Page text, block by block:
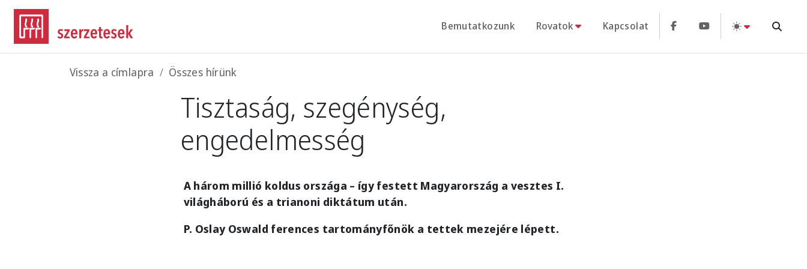
Ugrás a tartalomra
Bemutatkozunk Rovatok Kapcsolat
Morzsa
Vissza a címlapra Összes hírünk
Tisztaság, szegénység,
engedelmesség
A három millió koldus országa – így festett Magyarország a vesztes I.
világháború és a trianoni diktátum után.
P. Oslay Oswald ferences tartományfőnök a tettek mezejére lépett.